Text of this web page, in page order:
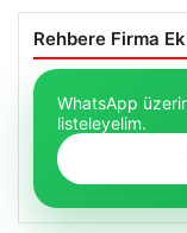
Rehbere Firma
WhatsApp
listeleyelim.